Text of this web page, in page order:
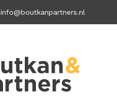
info@boutkanpartners.nl